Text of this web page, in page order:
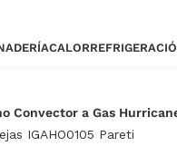
CALOR
Convector a Gas